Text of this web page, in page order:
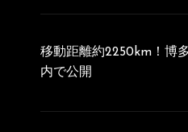
稿
ナ
移動距離約2250km！博
内で公開